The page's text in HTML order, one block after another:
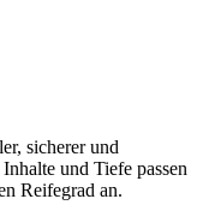
sicherer und
und Tiefe passen
Reifegrad an.